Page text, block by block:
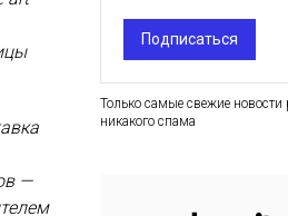
—
Подписаться
Только самые свежие новости
никакого спама